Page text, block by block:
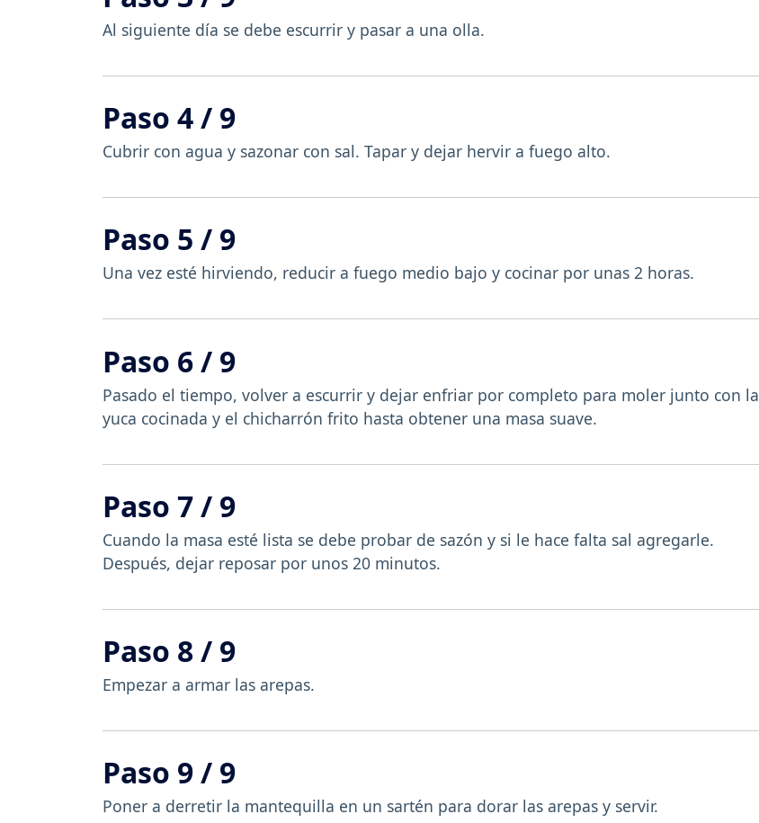
Al siguiente día se debe escurrir y pasar a una olla.
Paso 4 / 9
Cubrir con agua y sazonar con sal. Tapar y dejar hervir a fuego alto.
Paso 5 / 9
Una vez esté hirviendo, reducir a fuego medio bajo y cocinar por unas 2 horas.
Paso 6 / 9
Pasado el tiempo, volver a escurrir y dejar enfriar por completo para moler junto con la
yuca cocinada y el chicharrón frito hasta obtener una masa suave.
Paso 7 / 9
Cuando la masa esté lista se debe probar de sazón y si le hace falta sal agregarle.
Después, dejar reposar por unos 20 minutos.
Paso 8 / 9
Empezar a armar las arepas.
Paso 9 / 9
Poner a derretir la mantequilla en un sartén para dorar las arepas y servir.